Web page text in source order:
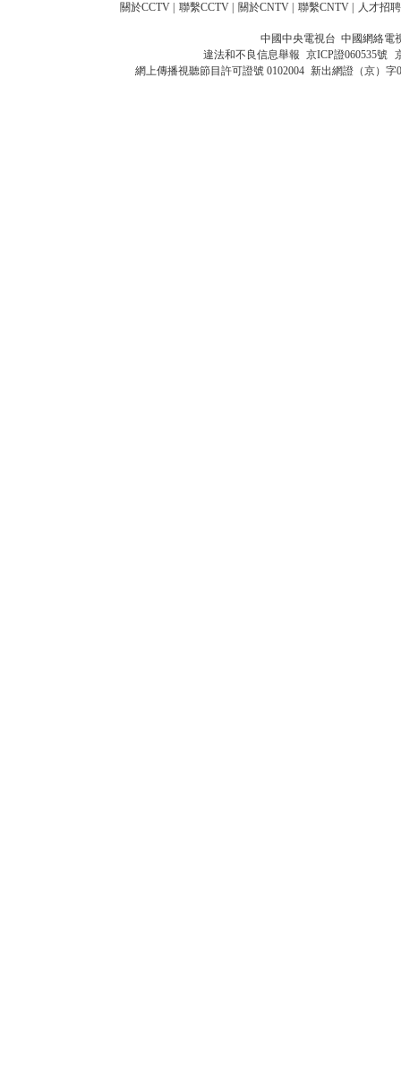
關於CCTV 聯繫CCTV 關於CNTV 聯繫CNTV 人才招聘
中國中央電視台 中國網絡電
違法和不良信息舉報 京ICP證060535號
網上傳播視聽節目許可證號 0102004 新出網證（京）